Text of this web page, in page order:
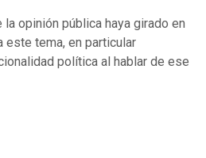
la opinión pública haya girado en
este tema, en particular
política al hablar de ese